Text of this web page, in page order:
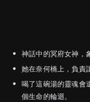
神話中的冥府女神，
她在奈何橋上，負責
喝了這碗湯的靈魂會
個生命的輪迴。